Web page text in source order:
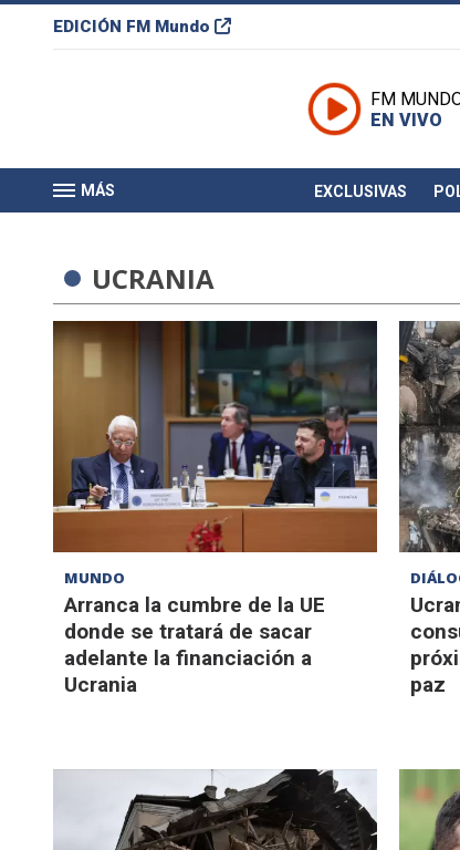
EDICIÓN FM Mundo
FM
EN VIVO
MÁS EXCLUSIVAS
UCRANIA
MUNDO
Arranca la cumbre de la UE
donde se tratará de sacar
adelante la financiación a
Ucrania
paz